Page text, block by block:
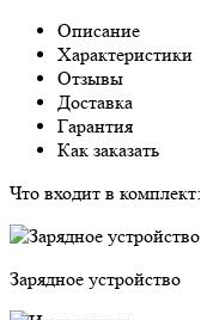
Описание
Характеристики
Отзывы
Доставка
Гарантия
Как заказать
Что входит в комплект:
Зарядное устройство